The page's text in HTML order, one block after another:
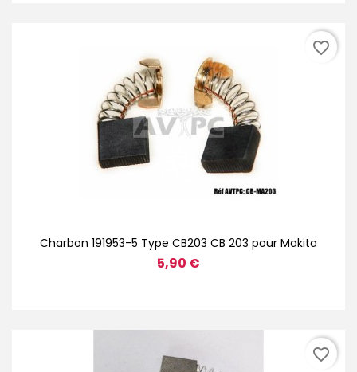
Charbon 191953-5 Type CB203 CB 203 pour Makita
5,90 €
favorite_border
favorite_border